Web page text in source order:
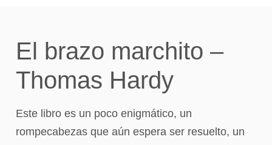
El brazo marchito –
Thomas Hardy
Este libro es un poco enigmático, un
rompecabezas que aún espera ser resuelto, un